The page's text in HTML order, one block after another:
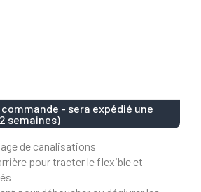
- sera expédié une
semaines)
de canalisations
pour tracter le flexible et